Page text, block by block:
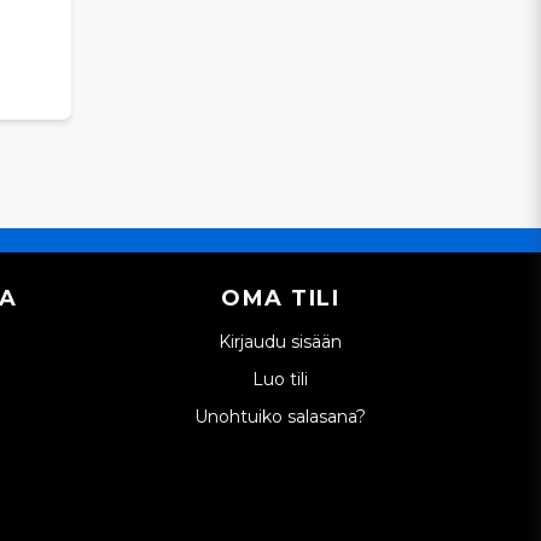
OMA TILI
Kirjaudu sisään
Luo tili
Unohtuiko salasana?